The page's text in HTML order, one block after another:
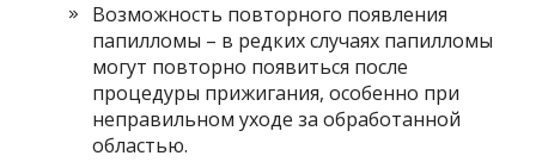
Возможность повторного появления
папилломы – в редких случаях папилломы
могут повторно появиться после
процедуры прижигания, особенно при
неправильном уходе за обработанной
областью.